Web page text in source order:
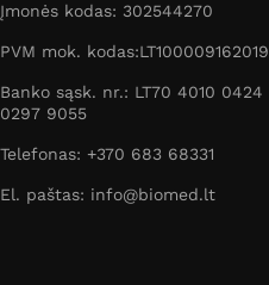
Įmonės kodas: 302544270
PVM mok. kodas:LT100009162019
Banko sąsk. nr.: LT70 4010 0424
0297 9055
Telefonas: +370 683 68331
El. paštas: info@biomed.lt